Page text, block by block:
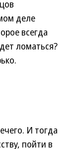
деле
всегда
ломаться?
И тогда
пойти в